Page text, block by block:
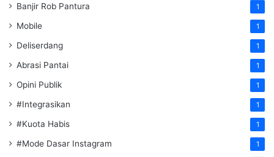
Banjir Rob Pantura 1
Mobile 1
Deliserdang 1
Abrasi Pantai 1
Opini Publik 1
#Integrasikan 1
#Kuota Habis 1
#Mode Dasar Instagram 1